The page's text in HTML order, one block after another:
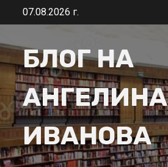
07.08.2026 г.
БЛОГ НА
АНГЕЛИНА
ИВАНОВА